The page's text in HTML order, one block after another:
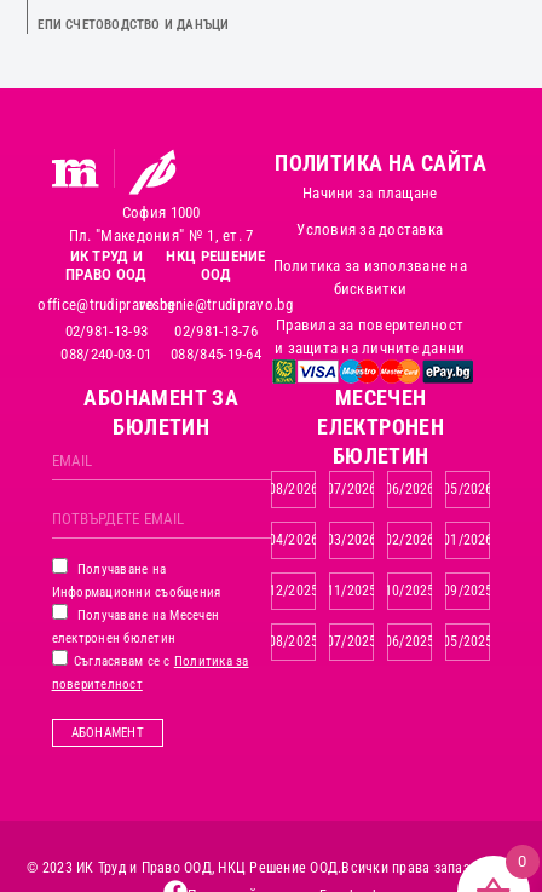
ЕПИ СЧЕТОВОДСТВО И ДАНЪЦИ
София 1000
Пл. "Македония" № 1, ет. 7
ИК ТРУД И
ПРАВО ООД
office@trudipravo.bg
02/981-13-93
088/240-03-01
НКЦ РЕШЕНИЕ
ООД
reshenie@trudipravo.bg
02/981-13-76
088/845-19-64
ПОЛИТИКА НА САЙТА
Начини за плащане
Условия за доставка
Политика за използване на
бисквитки
Правила за поверителност
и защита на личните данни
АБОНАМЕНТ ЗА
БЮЛЕТИН
Получаване на
Информационни съобщения
Получаване на Месечен
електронен бюлетин
Съгласявам се с Политика за
поверителност
АБОНАМЕНТ
MЕСЕЧЕН
ЕЛЕКТРОНЕН
БЮЛЕТИН
08/2026 07/2026 06/2026 05/2026
04/2026 03/2026 02/2026 01/2026
12/2025 11/2025 10/2025 09/2025
08/2025 07/2025 06/2025 05/2025
© 2023 ИК Труд и Право ООД, НКЦ Решение ООД. Всички права запазени.
0